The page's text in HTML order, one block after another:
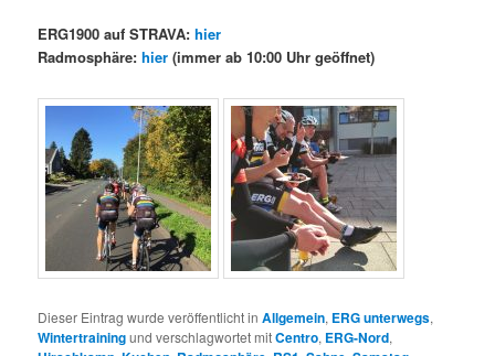
ERG1900 auf STRAVA:hier
Radmosphäre:hier (immer ab 10:00 Uhr geöffnet)
Dieser Eintrag wurde veröffentlicht inAllgemein, ERG unterwegs,
Wintertrainingund verschlagwortet mitCentro, ERG-Nord,